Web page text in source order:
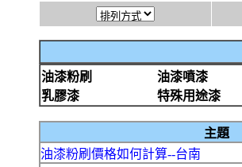
油漆粉刷
油漆噴漆
乳膠漆
特殊用途漆
主題
油漆粉刷價格如何計算--台南